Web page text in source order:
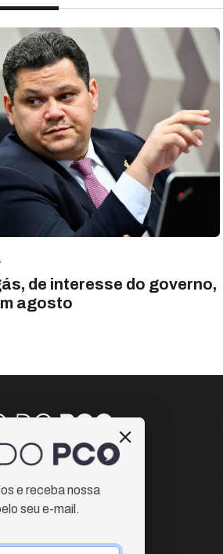
de interesse do governo,
agosto
e receba nossa
seu e-mail.